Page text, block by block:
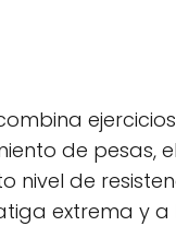
de pesas,
nivel de
extrema y